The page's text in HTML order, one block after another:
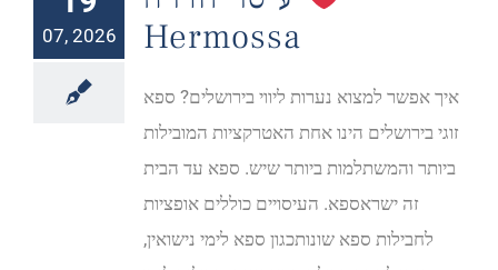
07, 2026
Hermossa
איך אפשר למצוא נערות ליווי בירושלים? ספא
זוגי בירושלים הינו אחת האטרקציות המובילות
ביותר והמשתלמות ביותר שיש. ספא עד הבית
זה ישראספא. העיסויים כוללים אופציות
לחבילות ספא שונותכגון ספא לימי נישואין,